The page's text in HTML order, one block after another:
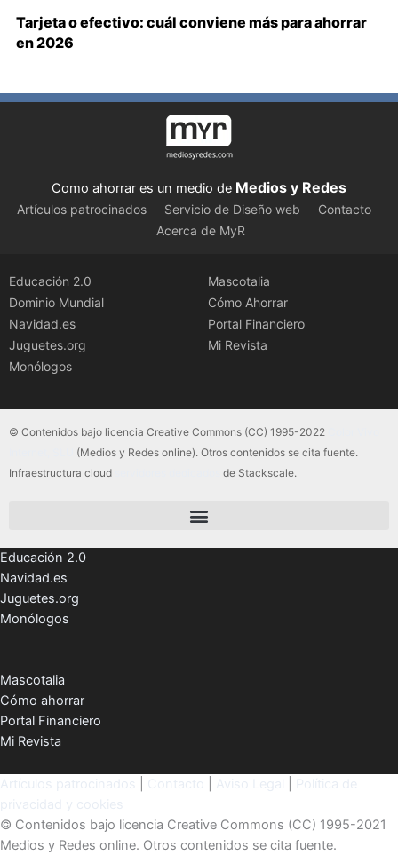
Tarjeta o efectivo: cuál conviene más para ahorrar
en 2026
Como ahorrar es un medio de Medios y Redes
Artículos patrocinados Servicio de Diseño web
Contacto
Acerca de MyR
Educación 2.0
Dominio Mundial
Navidad.es
Juguetes.org
Monólogos
Mascotalia
Cómo Ahorrar
Portal Financiero
Mi Revista
© Contenidos bajo licencia Creative Commons (CC) 1995-2022
(Medios y Redes online). Otros contenidos se cita fuente.
Infraestructura cloud
de Stackscale.
Educación 2.0
Navidad.es
Juguetes.org
Monólogos
Mascotalia
Cómo ahorrar
Portal Financiero
Mi Revista
© Contenidos bajo licencia Creative Commons (CC) 1995-2021
Medios y Redes online. Otros contenidos se cita fuente.